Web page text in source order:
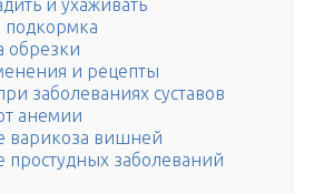
и ухаживать
подкормка
обрезки
и рецепты
заболеваниях суставов
анемии
варикоза вишней
простудных заболеваний